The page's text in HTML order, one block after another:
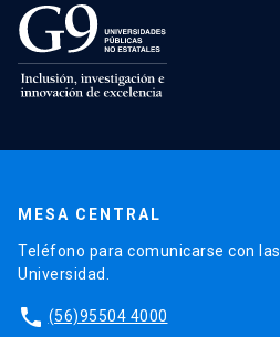
MESA CENTRAL
Teléfono para comunicarse con
Universidad.
phone (56)95504 4000